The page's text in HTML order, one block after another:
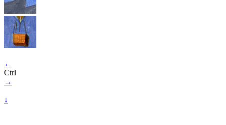
←
Ctrl
→
↓